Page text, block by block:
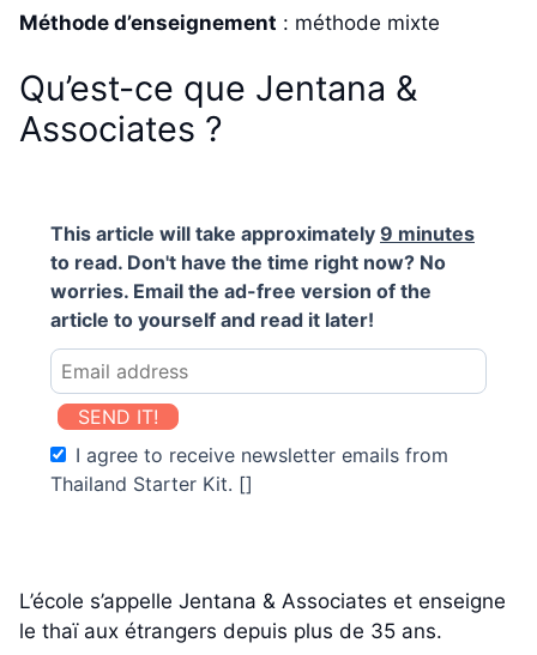
Méthode d’enseignement : méthode mixte
Qu’est-ce que Jentana &
Associates ?
This article will take approximately 9 minutes
to read. Don't have the time right now? No
worries. Email the ad-free version of the
article to yourself and read it later!
SEND IT!
I agree to receive newsletter emails from
Thailand Starter Kit. []
L’école s’appelle Jentana & Associates et enseigne
le thaï aux étrangers depuis plus de 35 ans.